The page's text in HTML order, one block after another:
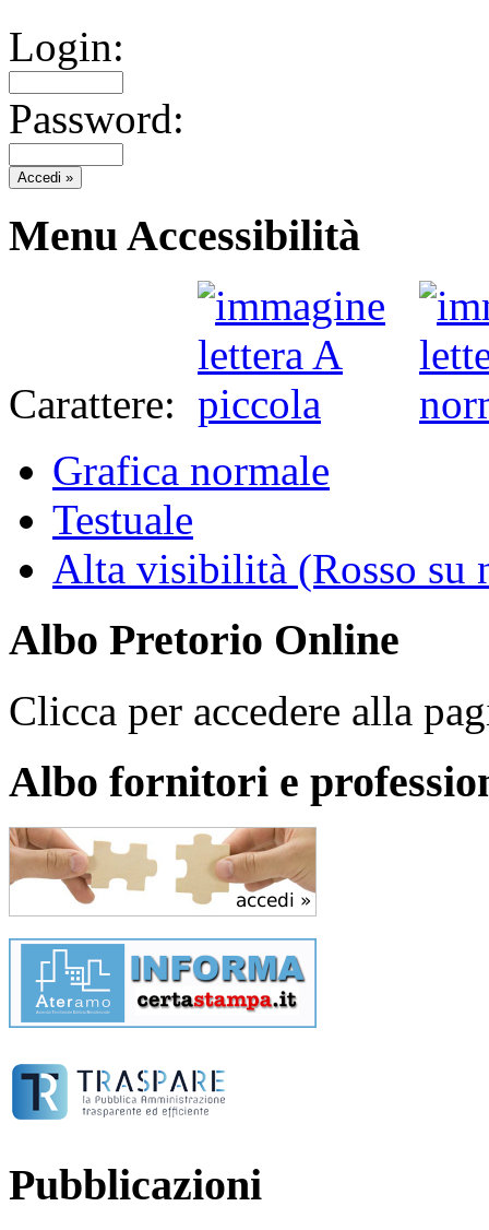
Login:
Password:
Menu Accessibilità
Carattere:
Grafica normale
Testuale
Alta visibilità (Rosso su
Albo Pretorio Online
Clicca per accedere alla
Albo fornitori e
Pubblicazioni